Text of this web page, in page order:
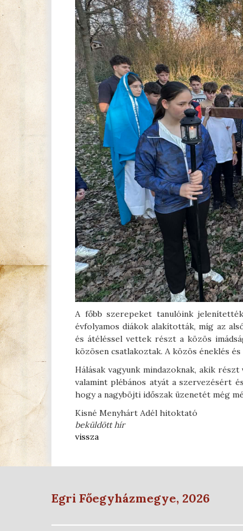
A főbb szerepeket tanulóink
évfolyamos diákok alakították, míg az
és átéléssel vettek részt a közös
közösen csatlakoztak. A közös éneklés
Hálásak vagyunk mindazoknak, akik
valamint plébános atyát a szervezésért
hogy a nagyböjti időszak üzenetét még
Kisné Menyhárt Adél hitoktató
beküldött hír
vissza
Egri Főegyházmegye, 2026